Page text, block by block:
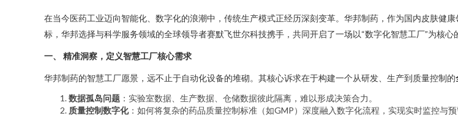
在当今医药工业迈向智能化、数字化的浪潮中，传统生产模式正经历深刻变革。华邦制药，作为国内皮肤健
标，华邦选择与科学服务领域的全球领导者赛默飞世尔科技携手，共同开启了一场以“数字化智慧工厂”为核心
一、 精准洞察，定义智慧工厂核心需求
华邦制药的智慧工厂愿景，远不止于自动化设备的堆砌。其核心诉求在于构建一个从研发、生产到质量控制的
数据孤岛问题 ：实验室数据、生产数据、仓储数据彼此隔离，难以形成决策合力。
质量控制数字化：如何将复杂的药品质量控制标准（如GMP）深度融入数字化流程，实现实时监控与预